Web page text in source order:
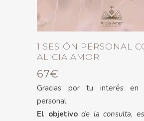
1 SESIÓN PERSONAL
ALICIA AMOR
67€
Gracias por tu interés en
personal.
El objetivo de la consulta,